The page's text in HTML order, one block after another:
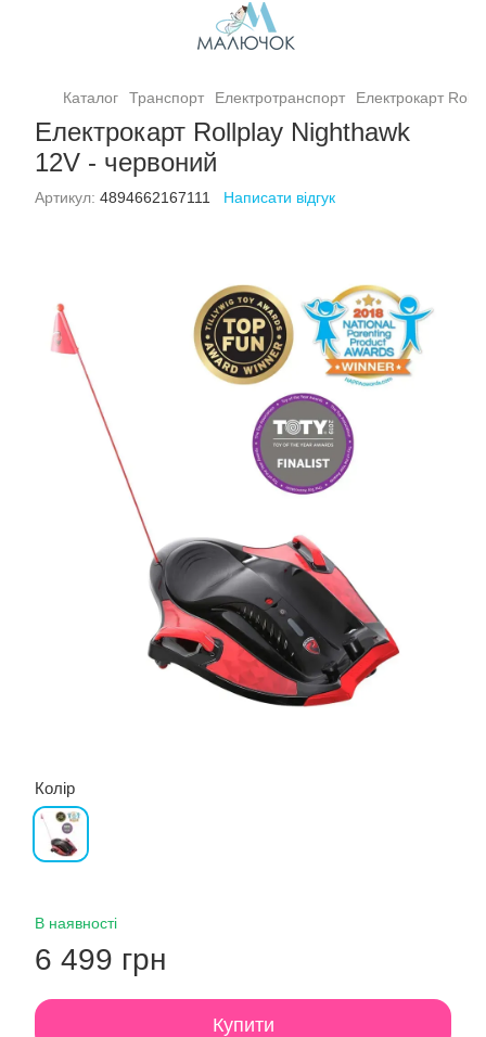
Каталог Транспорт Електротранспорт Електрокарт
Електрокарт Rollplay Nighthawk
12V - червоний
Артикул: 4894662167111 Написати відгук
Колір
В наявності
6 499 грн
Купити